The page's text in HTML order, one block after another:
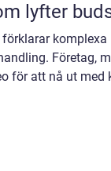
lyfter
komplexa
Företag,
för att nå ut med